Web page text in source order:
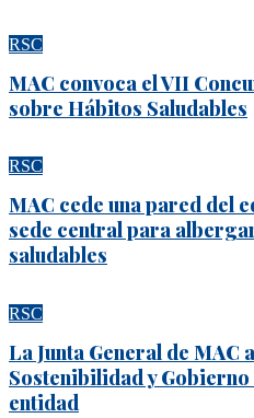
RSC
MAC convoca el VII
sobre Hábitos Saludables
RSC
MAC cede una pared del
sede central para
saludables
RSC
La Junta General de
Sostenibilidad y
entidad